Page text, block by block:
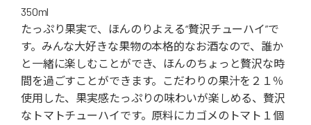
350ml
たっぷり果実で、ほんのりよえる“贅沢チューハイ”で
す。みんな大好きな果物の本格的なお酒なので、誰か
と一緒に楽しむことができ、ほんのちょっと贅沢な時
間を過ごすことができます。こだわりの果汁を２１％
使用した、果実感たっぷりの味わいが楽しめる、贅沢
なトマトチューハイです。原料にカゴメのトマト１個